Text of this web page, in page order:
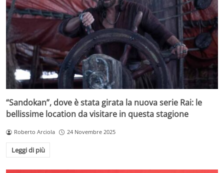
“Sandokan”, dove è stata girata la nuova serie Rai: le
bellissime location da visitare in questa stagione
Roberto Arciola 24 Novembre 2025
Leggi di più